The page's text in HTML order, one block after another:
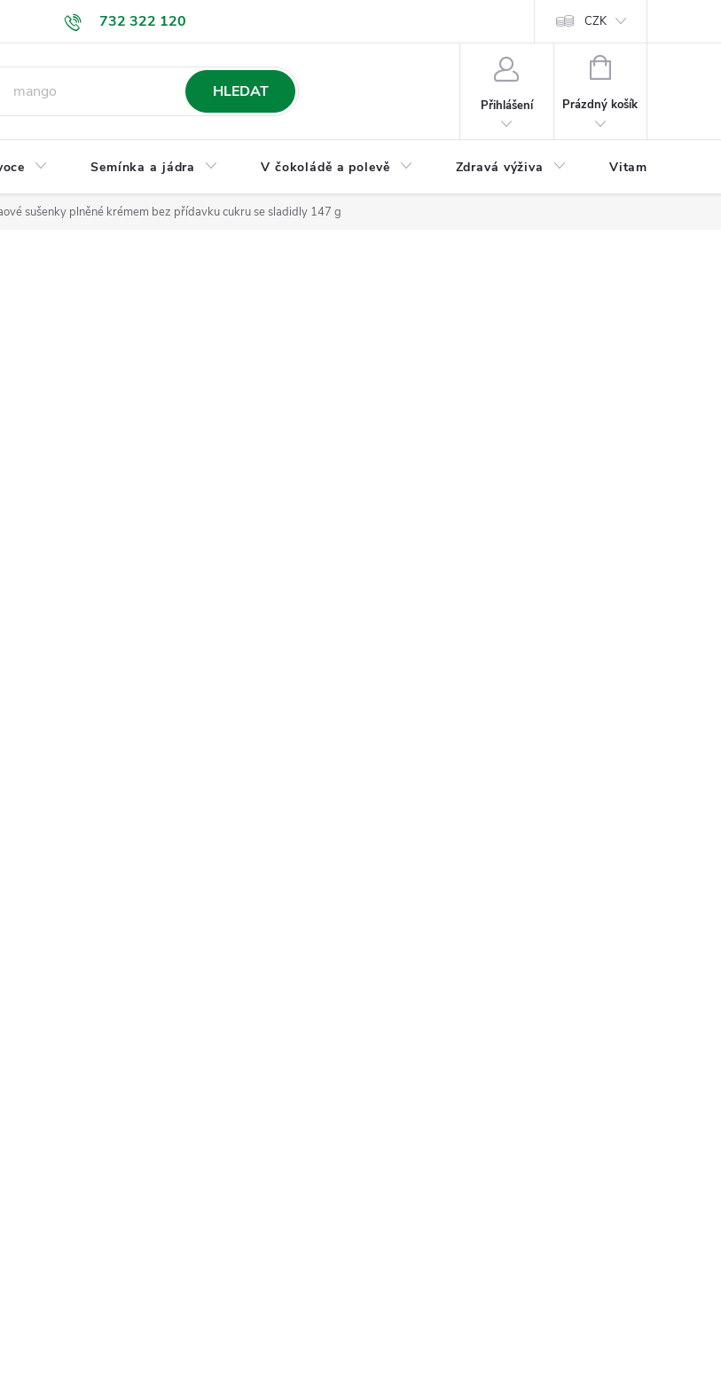
732 322 120
a ochrana osobních údajů Jak nakupovat Formulář pro odstoupení od
CZK
HLEDAT
Přihlášení
NÁKUPNÍ
Prázdný košík
Semínka a jádra V čokoládě a polevě Zdravá výživa Vitamíny a
sušenky plněné krémem bez přídavku cukru se sladidly 147 g